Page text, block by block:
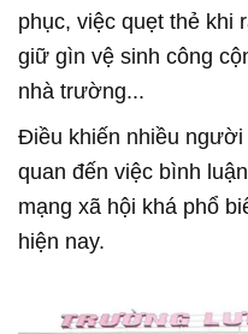
phục, việc quẹt thẻ khi
giữ gìn vệ sinh công
nhà trường...
Điều khiến nhiều người
quan đến việc bình
mạng xã hội khá phổ
hiện nay.